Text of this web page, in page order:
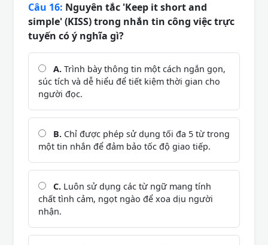
Câu 16: Nguyên tắc 'Keep it short and
simple' (KISS) trong nhắn tin công việc trực
tuyến có ý nghĩa gì?
A. Trình bày thông tin một cách ngắn gọn,
súc tích và dễ hiểu để tiết kiệm thời gian cho
người đọc.
B. Chỉ được phép sử dụng tối đa 5 từ trong
một tin nhắn để đảm bảo tốc độ giao tiếp.
C. Luôn sử dụng các từ ngữ mang tính
chất tình cảm, ngọt ngào để xoa dịu người
nhận.